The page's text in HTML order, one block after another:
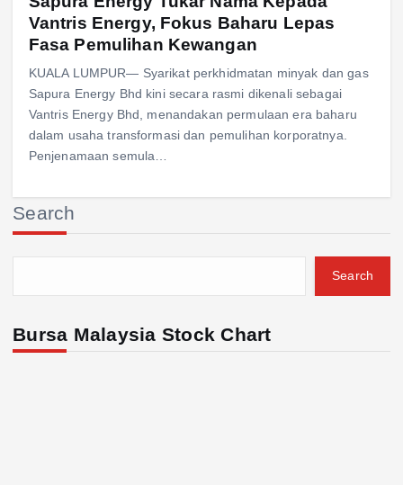
Vantris Energy, Fokus Baharu Lepas
Fasa Pemulihan Kewangan
KUALA LUMPUR— Syarikat perkhidmatan minyak dan gas
Sapura Energy Bhd kini secara rasmi dikenali sebagai
Vantris Energy Bhd, menandakan permulaan era baharu
dalam usaha transformasi dan pemulihan korporatnya.
Penjenamaan semula…
Search
Search
Bursa Malaysia Stock Chart